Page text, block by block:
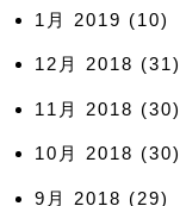
1月 2019 (10)
12月 2018 (31)
11月 2018 (30)
10月 2018 (30)
9月 2018 (29)